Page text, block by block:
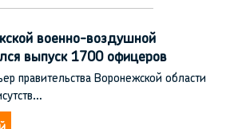
военно-воздушной
выпуск 1700 офицеров
правительства Воронежской области